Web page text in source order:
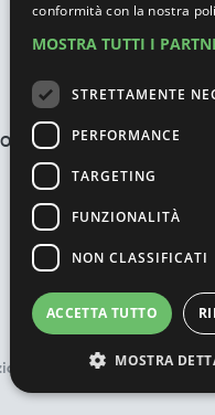
conformità con la nostra
MOSTRA TUTTI I
STRETTAMENTE
PERFORMANCE
TARGETING
FUNZIONALITÀ
NON CLASSIFICATI
ACCETTA TUTTO
MOSTRA